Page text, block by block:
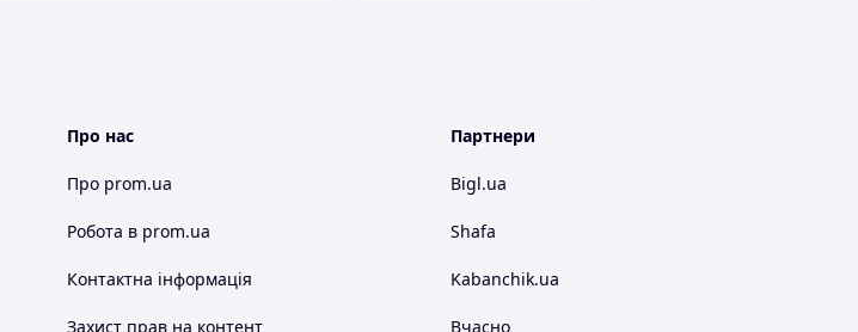
Про нас
Про prom.ua
Робота в prom.ua
Контактна інформація
Захист прав на контент
Партнери
Bigl.ua
Shafa
Kabanchik.ua
Вчасно